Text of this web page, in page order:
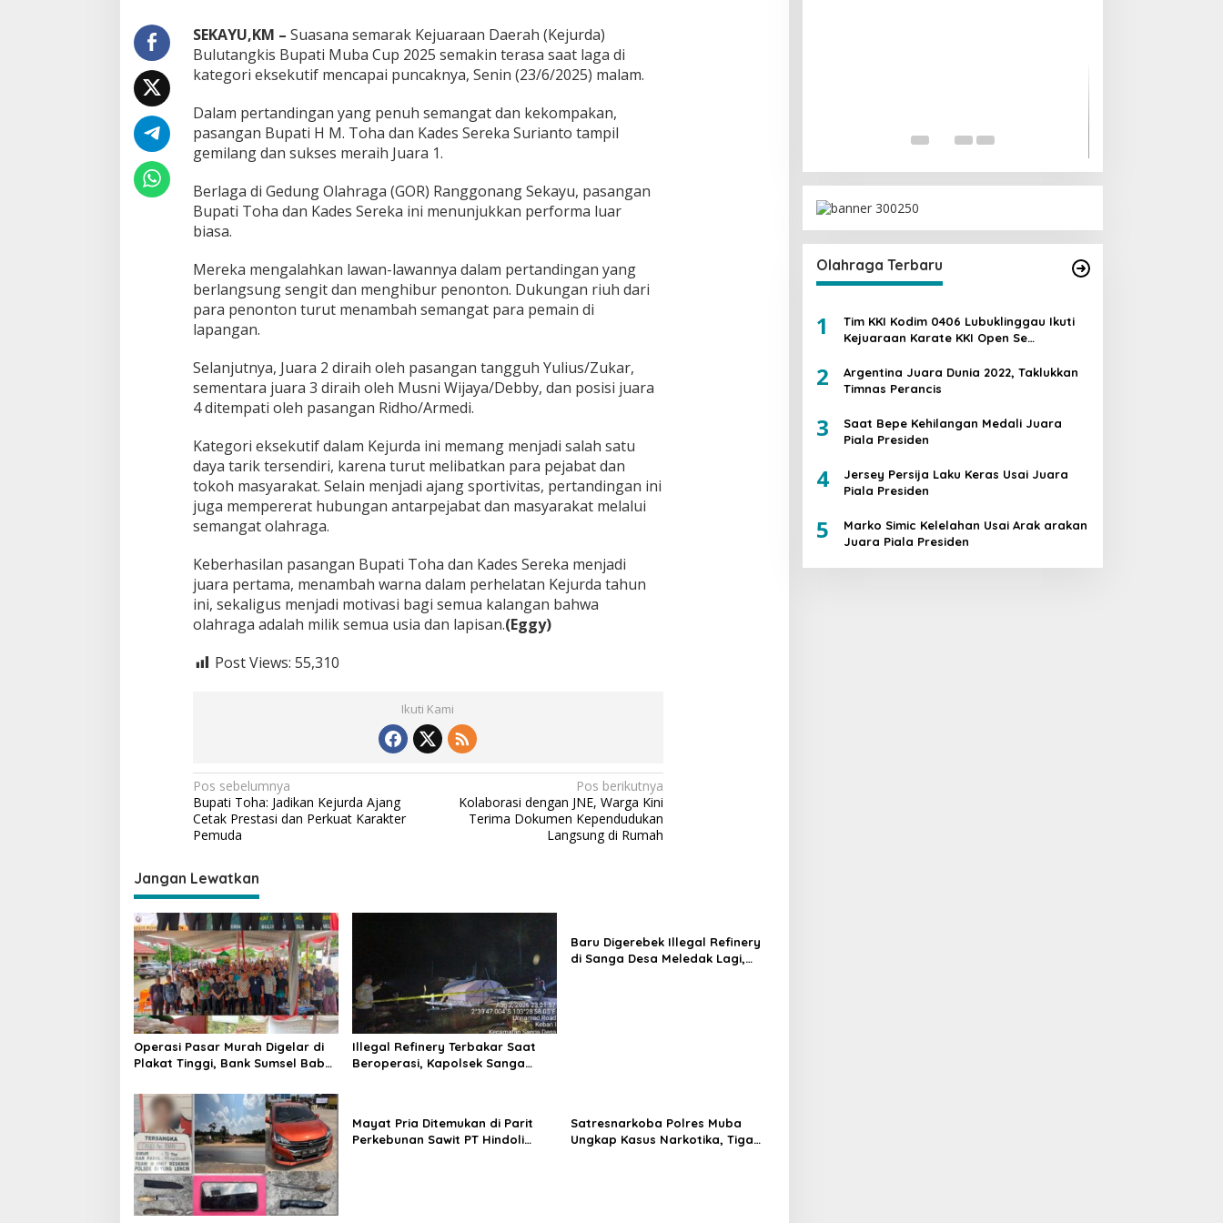
a
1
K
a
e
g
o
r
E
k
u
t
i
d
K
e
j
u
d
a
B
u
u
a
n
g
i
M
2
0
2
SEKAYU,KM – Suasana semarak Kejuaraan Daerah (Kejurda)
Bulutangkis Bupati Muba Cup 2025 semakin terasa saat laga di
kategori eksekutif mencapai puncaknya, Senin (23/6/2025) malam.
Dalam pertandingan yang penuh semangat dan kekompakan,
pasangan Bupati H M. Toha dan Kades Sereka Surianto tampil
gemilang dan sukses meraih Juara 1.
Berlaga di Gedung Olahraga (GOR) Ranggonang Sekayu, pasangan
Bupati Toha dan Kades Sereka ini menunjukkan performa luar
biasa.
Mereka mengalahkan lawan-lawannya dalam pertandingan yang
berlangsung sengit dan menghibur penonton. Dukungan riuh dari
para penonton turut menambah semangat para pemain di
lapangan.
Selanjutnya, Juara 2 diraih oleh pasangan tangguh Yulius/Zukar,
sementara juara 3 diraih oleh Musni Wijaya/Debby, dan posisi juara
4 ditempati oleh pasangan Ridho/Armedi.
Kategori eksekutif dalam Kejurda ini memang menjadi salah satu
daya tarik tersendiri, karena turut melibatkan para pejabat dan
tokoh masyarakat. Selain menjadi ajang sportivitas, pertandingan ini
juga mempererat hubungan antarpejabat dan masyarakat melalui
semangat olahraga.
Keberhasilan pasangan Bupati Toha dan Kades Sereka menjadi
juara pertama, menambah warna dalam perhelatan Kejurda tahun
ini, sekaligus menjadi motivasi bagi semua kalangan bahwa
olahraga adalah milik semua usia dan lapisan.(Eggy)
Post Views: 55,310
Ikuti Kami
N
a
v
i
g
a
s
i
p
o
s
Pos sebelumnya
Bupati Toha: Jadikan Kejurda Ajang
Cetak Prestasi dan Perkuat Karakter
Pemuda
Pos berikutnya
Kolaborasi dengan JNE, Warga Kini
Terima Dokumen Kependudukan
Langsung di Rumah
Jangan Lewatkan
Operasi Pasar Murah Digelar di
Plakat Tinggi, Bank Sumsel Babel
Beban Warga
Illegal Refinery Terbakar Saat
Beroperasi, Kapolsek Sanga
Baru Digerebek Illegal Refinery
di Sanga Desa Meledak Lagi,
Mayat Pria Ditemukan di Parit
Perkebunan Sawit PT Hindoli
Satresnarkoba Polres Muba
Ungkap Kasus Narkotika, Tiga
Olahraga Terbaru
1
Tim KKI Kodim 0406 Lubuklinggau Ikuti
Kejuaraan Karate KKI Open Se
2
Argentina Juara Dunia 2022, Taklukkan
Timnas Perancis
3
Saat Bepe Kehilangan Medali Juara
Piala Presiden
4
Jersey Persija Laku Keras Usai Juara
Piala Presiden
5
Marko Simic Kelelahan Usai Arak arakan
Juara Piala Presiden